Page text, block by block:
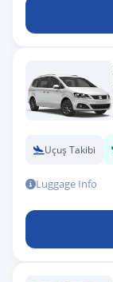
Uçuş Takibi
Luggage Info